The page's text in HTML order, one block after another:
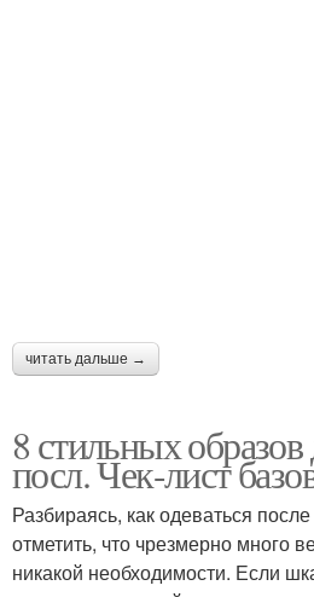
читать дальше →
8 стильных
посл. Чек-лист
Разбираясь, как одеваться
отметить, что чрезмерно много
никакой необходимости. Если